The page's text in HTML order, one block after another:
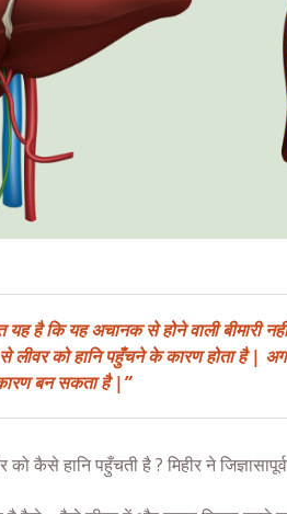
यह है कि यह अचानक से होने वाली बीमारी
को हानि पहुँचने के कारण होता है |
बन सकता है |”
कैसे हानि पहुँचती है ? मिहीर ने